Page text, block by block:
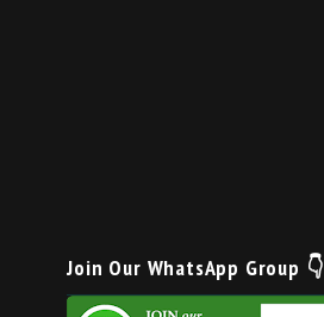
Join Our WhatsApp Group 👇